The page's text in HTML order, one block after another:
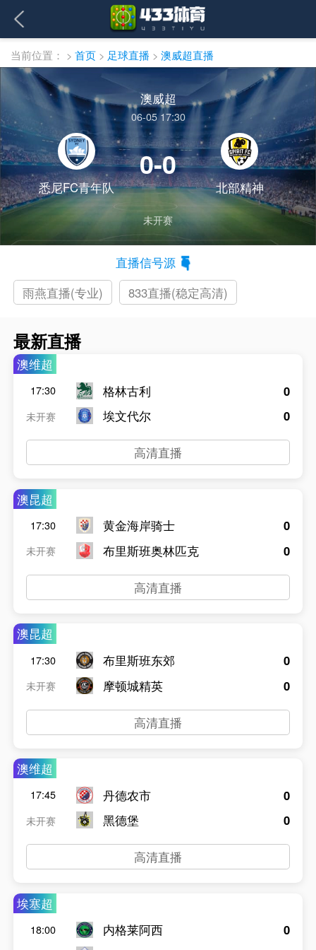
当前位置： > 首页 > 足球直播 > 澳威超直播
澳威超
06-05 17:30
悉尼FC青年队
0-0
北部精神
未开赛
直播信号源
雨燕直播(专业)
833直播(稳定高清)
最新直播
澳维超
17:30
未开赛
格林古利
埃文代尔
0
0
高清直播
澳昆超
17:30
未开赛
黄金海岸骑士
布里斯班奥林匹克
0
0
高清直播
澳昆超
17:30
未开赛
布里斯班东郊
摩顿城精英
0
0
高清直播
澳维超
17:45
未开赛
丹德农市
黑德堡
0
0
高清直播
埃塞超
18:00
内格莱阿西
0